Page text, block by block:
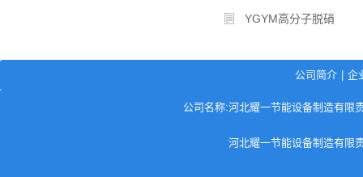
YGYM高分子脱硝
公司简介 企
公司名称:河北耀一节能设备制造有限
河北耀一节能设备制造有限